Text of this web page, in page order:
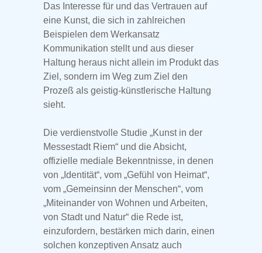
Das Interesse für und das Vertrauen auf
eine Kunst, die sich in zahlreichen
Beispielen dem Werkansatz
Kommunikation stellt und aus dieser
Haltung heraus nicht allein im Produkt das
Ziel, sondern im Weg zum Ziel den
Prozeß als geistig-künstlerische Haltung
sieht.
Die verdienstvolle Studie „Kunst in der
Messestadt Riem“ und die Absicht,
offizielle mediale Bekenntnisse, in denen
von „Identität“, vom „Gefühl von Heimat“,
vom „Gemeinsinn der Menschen“, vom
„Miteinander von Wohnen und Arbeiten,
von Stadt und Natur“ die Rede ist,
einzufordern, bestärken mich darin, einen
solchen konzeptiven Ansatz auch